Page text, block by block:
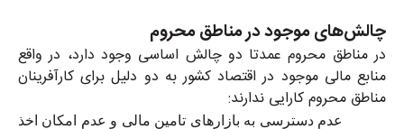
چالش‌های موجود در مناطق محروم
در مناطق محروم عمدتا دو چالش اساسی وجود دارد، در واقع
منابع مالی موجود در اقتصاد کشور به دو دلیل برای کارآفرینان
مناطق محروم کارایی ندارند:
عدم دسترسی به بازارهای تامین مالی و عدم امکان اخذ